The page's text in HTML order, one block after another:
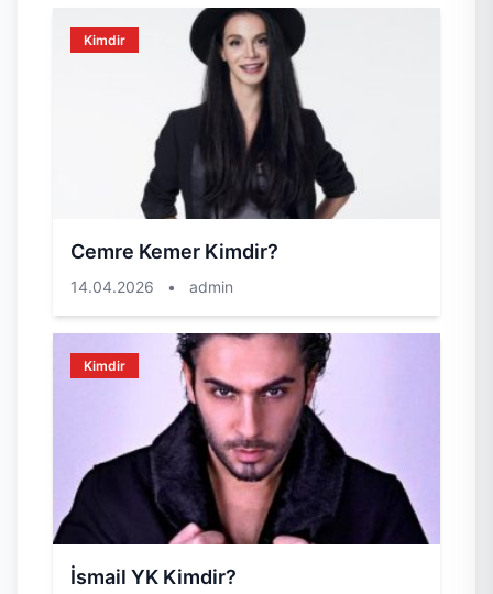
Kimdir
Cemre Kemer Kimdir?
14.04.2026 • admin
Kimdir
İsmail YK Kimdir?